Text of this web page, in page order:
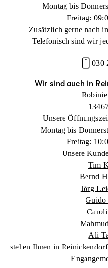
Montag bis
Freitag:
Zusätzlich gerne nach
Telefonisch sind wir
030
Wir sind auch in
Unsere
Montag bis
Freitag:
Unsere
Tim
Bernd
Jörg
Guido
Ali
stehen Ihnen in